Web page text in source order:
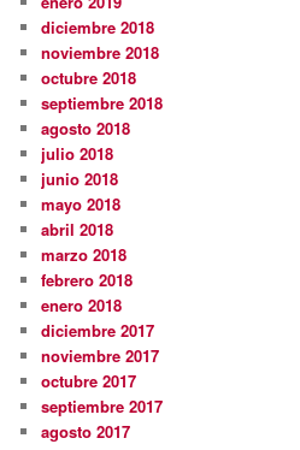
diciembre 2018
noviembre 2018
octubre 2018
septiembre 2018
agosto 2018
julio 2018
junio 2018
mayo 2018
abril 2018
marzo 2018
febrero 2018
enero 2018
diciembre 2017
noviembre 2017
octubre 2017
septiembre 2017
agosto 2017